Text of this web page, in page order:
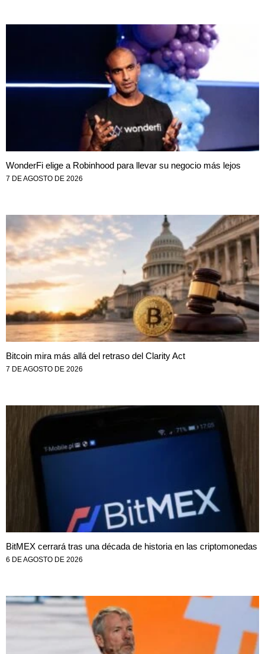
WonderFi elige a Robinhood para llevar su negocio más lejos
7 DE AGOSTO DE 2026
Bitcoin mira más allá del retraso del Clarity Act
7 DE AGOSTO DE 2026
BitMEX cerrará tras una década de historia en las criptomonedas
6 DE AGOSTO DE 2026